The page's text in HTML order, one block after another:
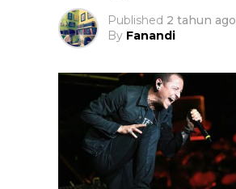
Published 2 tahun ago
By Fanandi